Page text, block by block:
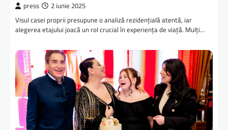
press 2 iunie 2025
Visul casei proprii presupune o analiză rezidențială atentă, iar
alegerea etajului joacă un rol crucial în experiența de viață. Mulți…